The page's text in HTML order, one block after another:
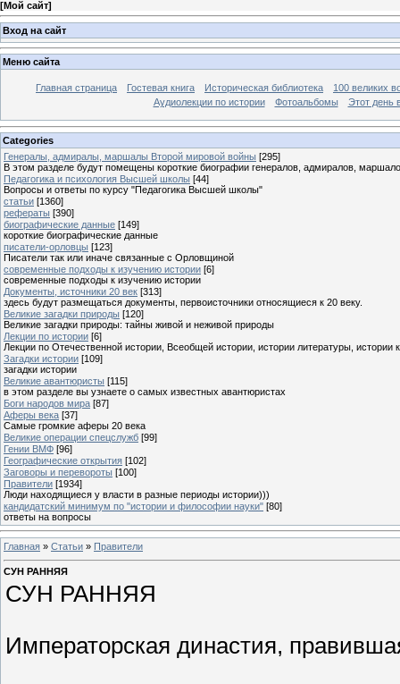
[Мой сайт]
Вход на сайт
Меню сайта
Главная страница Гостевая книга Историческая библиотека
100 великих
Аудиолекции по истории
Фотоальбомы Этот день
Categories
Генералы, адмиралы, маршалы Второй мировой войны [295]
В этом разделе будут помещены короткие биографии генералов, адмиралов,
Педагогика и психология Высшей школы [44]
Вопросы и ответы по курсу "Педагогика Высшей школы"
статьи [1360]
рефераты [390]
биографические данные [149]
короткие биографические данные
писатели-орловцы [123]
Писатели так или иначе связанные с Орловщиной
современные подходы к изучению истории [6]
современные подходы к изучению истории
Документы, источники 20 век [313]
здесь будут размещаться документы, первоисточники относящиеся к 20 веку.
Великие загадки природы [120]
Великие загадки природы: тайны живой и неживой природы
Лекции по истории [6]
Лекции по Отечественной истории, Всеобщей истории, истории литературы, истории
Загадки истории [109]
загадки истории
Великие авантюристы [115]
в этом разделе вы узнаете о самых известных авантюристах
Боги народов мира [87]
Аферы века [37]
Самые громкие аферы 20 века
Великие операции спецслужб [99]
Гении ВМФ [96]
Географические открытия [102]
Заговоры и перевороты [100]
Правители [1934]
Люди находящиеся у власти в разные периоды истории)))
кандидатский минимум по "истории и философии науки" [80]
ответы на вопросы
Главная » Статьи » Правители
СУН РАННЯЯ
СУН РАННЯЯ
Императорская династия,